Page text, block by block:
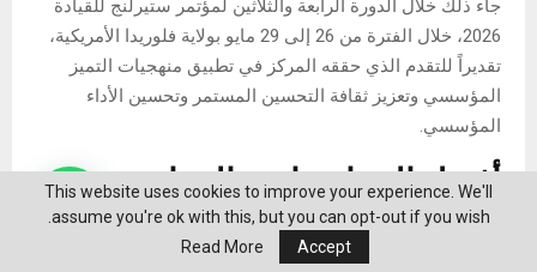
جاء ذلك خلال الدورة الرابعة والثلاثين لمؤتمر ستيرلنج للقيادة
2026، خلال الفترة من 26 إلى 29 مايو بولاية فلوريدا الأمريكية،
تقديراً للتقدم الذي حققه المركز في تطبيق منهجيات التميز
المؤسسي وتعزيز ثقافة التحسين المستمر وتحسين الأداء
المؤسسي.
أفضل الممارسات والمعايير
الدولية
This website uses cookies to improve your experience. We'll
assume you're ok with this, but you can opt-out if you wish.
Accept
Read More